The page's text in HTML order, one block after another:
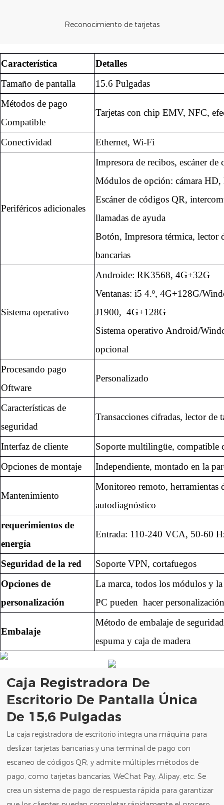
Reconocimiento de tarjetas
Caja Registradora De
Escritorio De Pantalla Única
De 15,6 Pulgadas
La caja registradora de escritorio integra una máquina para
deslizar tarjetas bancarias y una terminal de pago con
escaneo de códigos QR, y admite múltiples métodos de
pago, como tarjetas bancarias, WeChat Pay, Alipay, etc. Se
crea un sistema de pago de respuesta rápida para garantizar
Característica
Detalles
Tamaño de pantalla
15.6 Pulgadas
Métodos de pago
Compatible
Tarjetas con chip EMV, NFC,
Conectividad Ethernet, Wi-Fi
Periféricos adicionales
Impresora de recibos, escáner de
Módulos de opción: cámara HD,
Escáner de códigos QR,
llamadas de ayuda
Botón, Impresora térmica, lector
bancarias
Sistema operativo
Androide: RK3568, 4G+32G
Ventanas: i5 4.º, 4G+128G/
J1900, 4G+128G
Sistema operativo Android/
opcional
Procesando pago
Oftware
Personalizado
Características de
seguridad
Transacciones cifradas, lector de
Interfaz de cliente
Soporte multilingüe, compatible
Opciones de montaje
Independiente, montado en la
Mantenimiento
Monitoreo remoto, herramientas
autodiagnóstico
requerimientos de
energía
Entrada: 110-240 VCA, 50-60
Seguridad de la red
Soporte VPN, cortafuegos
Opciones de
personalización
La marca, todos los módulos y
PC pueden hacer
Embalaje
Método de embalaje de
espuma y caja de madera